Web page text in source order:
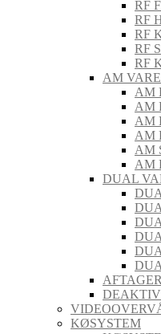
RF
RF
RF
RF
RF
AM
AM
AM
AM
AM
AM
AM
DUAL
KØSYSTEM